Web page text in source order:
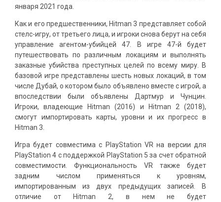
января 2021 года.
Как и его предшественники, Hitman 3 представляет собой
стелс-игру, от третьего лица, и игроки снова берут на себя
управление агентом-убийцей 47. В игре 47-й будет
путешествовать по различным локациям и выполнять
заказные убийства преступных целей по всему миру. В
базовой игре представлены шесть новых локаций, в том
числе Дубай, о котором было объявлено вместе с игрой, а
впоследствии были объявлены Дартмур и Чунцин.
Игроки, владеющие Hitman (2016) и Hitman 2 (2018),
смогут импортировать карты, уровни и их прогресс в
Hitman 3.
Игра будет совместима с PlayStation VR на версии для
PlayStation 4 с поддержкой PlayStation 5 за счет обратной
совместимости. Функциональность VR также будет
задним числом применяться к уровням,
импортированным из двух предыдущих записей. В
отличие от Hitman 2, в нем не будет